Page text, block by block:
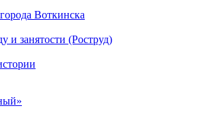
Воткинска
и занятости (Роструд)